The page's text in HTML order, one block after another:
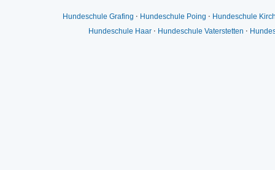
Hundeschule Grafing ⋅ Hundeschule Poing ⋅ Hundeschule
Hundeschule Haar ⋅ Hundeschule Vaterstetten ⋅